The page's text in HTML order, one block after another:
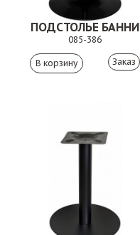
ПОДСТОЛЬЕ БАННИ
085-386
Заказ